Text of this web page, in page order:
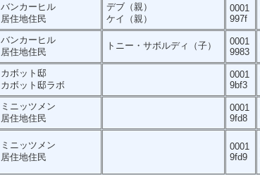
バンカーヒル
居住地住民
デブ（親）
ケイ（親）
0001
997f
バンカーヒル
居住地住民
トニー・サボルディ（子）
0001
9983
カボット邸
カボット邸ラボ
0001
9bf3
ミニッツメン
居住地住民
0001
9fd8
ミニッツメン
居住地住民
0001
9fd9